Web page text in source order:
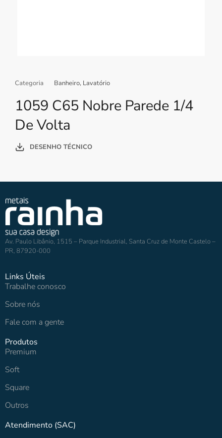
Categoria Banheiro, Lavatório
1059 C65 Nobre Parede 1/4
De Volta
DESENHO TÉCNICO
Av. Paulo Libânio, 1515 – Parque Industrial, Santa Cruz de Monte Castelo –
PR, 87920-000
Links Úteis
Trabalhe conosco
Sobre nós
Fale com a gente
Produtos
Premium
Soft
Square
Outros
Atendimento (SAC)